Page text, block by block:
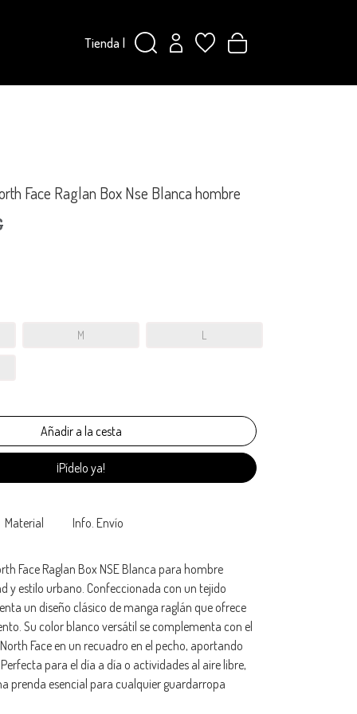
Tienda|
Face Raglan Box Nse Blanca hombre
M L
¡Pídelo ya!
Material Info. Envío
Face Raglan Box NSE Blanca para hombre
y estilo urbano. Confeccionada con un tejido
un diseño clásico de manga raglán que ofrece
Su color blanco versátil se complementa con el
Face en un recuadro en el pecho, aportando
para el día a día o actividades al aire libre,
prenda esencial para cualquier guardarropa